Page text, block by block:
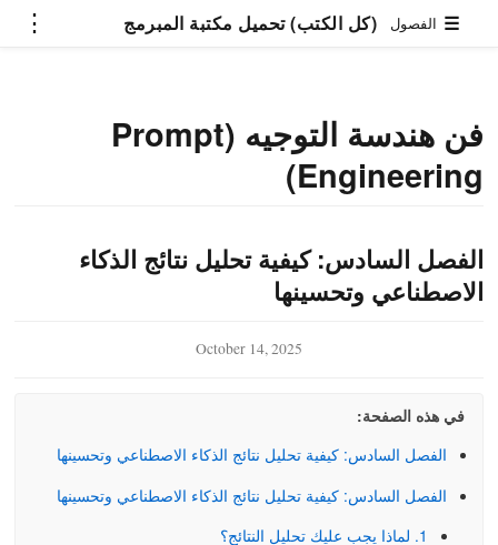
☰ الفصول (كل الكتب) تحميل مكتبة المبرمج ⋮
فن هندسة التوجيه (Prompt
Engineering)
الفصل السادس: كيفية تحليل نتائج الذكاء
الاصطناعي وتحسينها
October 14, 2025
في هذه الصفحة:
الفصل السادس: كيفية تحليل نتائج الذكاء الاصطناعي وتحسينها
الفصل السادس: كيفية تحليل نتائج الذكاء الاصطناعي وتحسينها
1. لماذا يجب عليك تحليل النتائج؟
تعلم البرمجة بلغة بايثون
فن هندسة التوجيه
(Prompt Engineering)